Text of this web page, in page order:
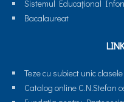
Sistemul Educaţional
Bacalaureat
Teze cu subiect unic
Catalog online C.N.Stefan